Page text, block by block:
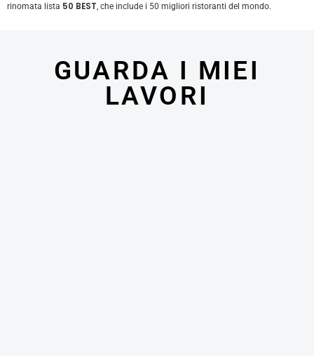
rinomata lista 50 BEST, che include i 50 migliori ristoranti del mondo.
GUARDA I MIEI
LAVORI